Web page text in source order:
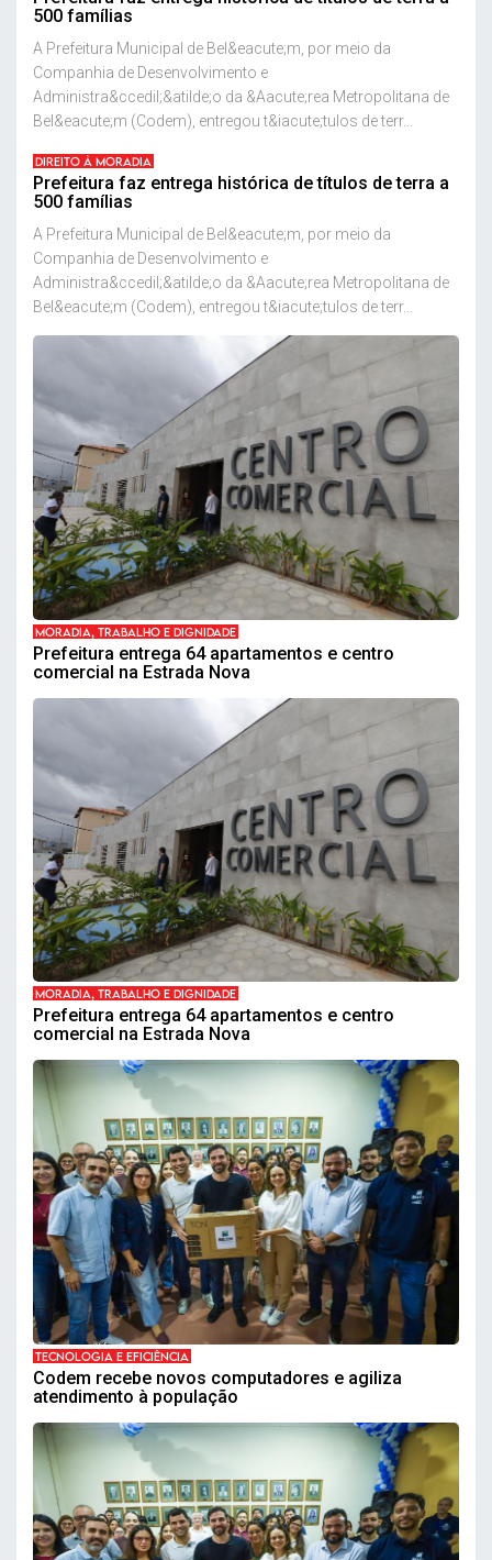
500 famílias
A Prefeitura Municipal de Bel&eacute;m, por meio da
Companhia de Desenvolvimento e
Administra&ccedil;&atilde;o da &Aacute;rea Metropolitana de
Bel&eacute;m (Codem), entregou t&iacute;tulos de terr...
DIREITO À MORADIA
Prefeitura faz entrega histórica de títulos de terra a
500 famílias
A Prefeitura Municipal de Bel&eacute;m, por meio da
Companhia de Desenvolvimento e
Administra&ccedil;&atilde;o da &Aacute;rea Metropolitana de
Bel&eacute;m (Codem), entregou t&iacute;tulos de terr...
MORADIA, TRABALHO E DIGNIDADE
Prefeitura entrega 64 apartamentos e centro
comercial na Estrada Nova
MORADIA, TRABALHO E DIGNIDADE
Prefeitura entrega 64 apartamentos e centro
comercial na Estrada Nova
TECNOLOGIA E EFICIÊNCIA
Codem recebe novos computadores e agiliza
atendimento à população